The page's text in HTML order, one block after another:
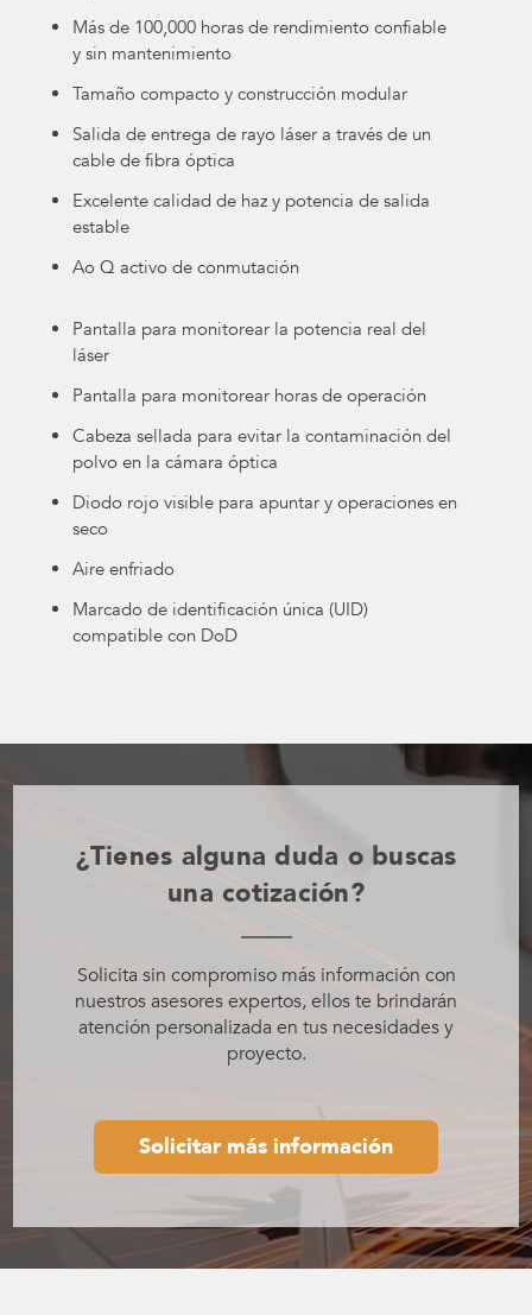
Más de 100,000 horas de rendimiento confiable
y sin mantenimiento
Tamaño compacto y construcción modular
Salida de entrega de rayo láser a través de un
cable de fibra óptica
Excelente calidad de haz y potencia de salida
estable
Ao Q activo de conmutación
Pantalla para monitorear la potencia real del
láser
Pantalla para monitorear horas de operación
Cabeza sellada para evitar la contaminación del
polvo en la cámara óptica
Diodo rojo visible para apuntar y operaciones en
seco
Aire enfriado
Marcado de identificación única (UID)
compatible con DoD
¿Tienes alguna duda o buscas
una cotización?
Solicita sin compromiso más información con
nuestros asesores expertos, ellos te brindarán
atención personalizada en tus necesidades y
proyecto.
Solicitar más información